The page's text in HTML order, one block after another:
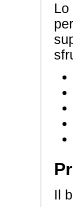
Lo
Il